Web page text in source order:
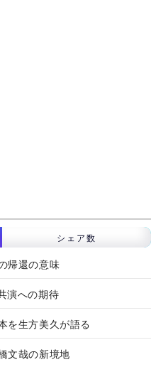
シェア数
帰還の意味
演への期待
を生方美久が語る
文哉の新境地